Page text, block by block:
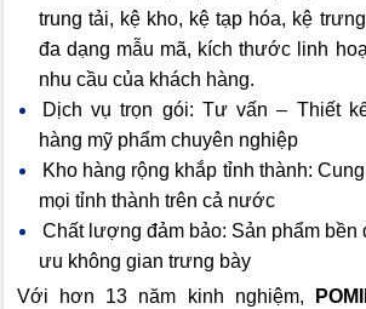
trung tải, kệ kho, kệ tạp hóa, kệ
đa dạng mẫu mã, kích thước linh
nhu cầu của khách hàng.
Dịch vụ trọn gói: Tư vấn – Thiết
hàng mỹ phẩm chuyên nghiệp
Kho hàng rộng khắp tỉnh thành:
mọi tỉnh thành trên cả nước
Chất lượng đảm bảo: Sản phẩm bền
ưu không gian trưng bày
Với hơn 13 năm kinh nghiệm,